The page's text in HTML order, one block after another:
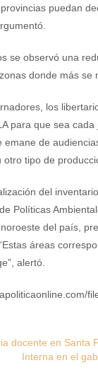
puedan
se observó una
donde más
los
para que sea
emane de
tipo de
del
Políticas
del país,
áreas
alertó.
docente en Santa
Interna en el